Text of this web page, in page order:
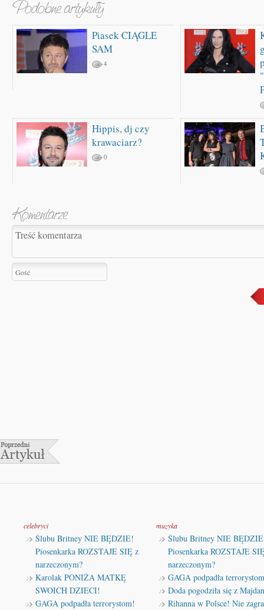
Piasek CIĄGLE
SAM
4
Hippis, dj czy
krawaciarz?
0
celebryci
Ślubu Britney NIE BĘDZIE!
Piosenkarka ROZSTAJE SIĘ z
narzeczonym?
Karolak PONIŻA MATKĘ
SWOICH DZIECI!
GAGA podpadła terrorystom!
muzyka
Ślubu Britney NIE
Piosenkarka ROZSTAJE
narzeczonym?
GAGA podpadła
Doda pogodziła się z
Rihanna w Polsce! Nie